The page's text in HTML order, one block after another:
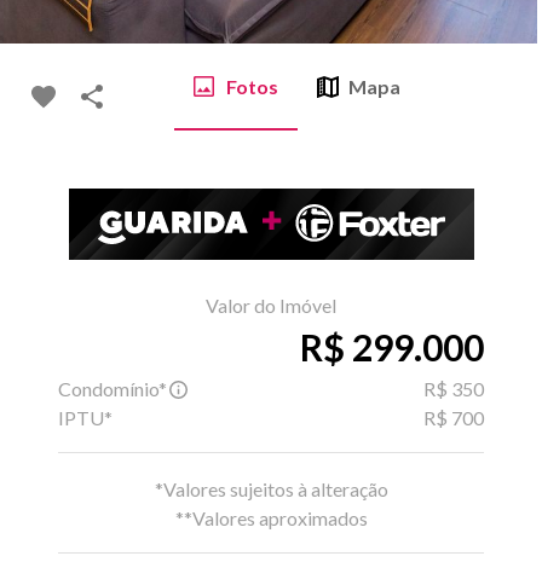
Fotos Mapa
Valor do Imóvel
R$ 299.000
Condomínio*
R$ 350
IPTU*
R$ 700
*Valores sujeitos à alteração
**Valores aproximados